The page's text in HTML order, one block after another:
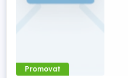
Promovat